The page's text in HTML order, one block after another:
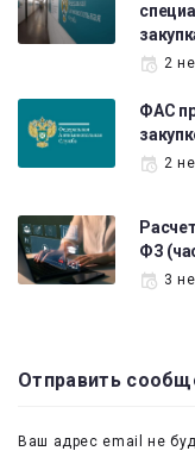
2
ФАС
2
ФЗ
3
Отправить
Ваш адрес email не